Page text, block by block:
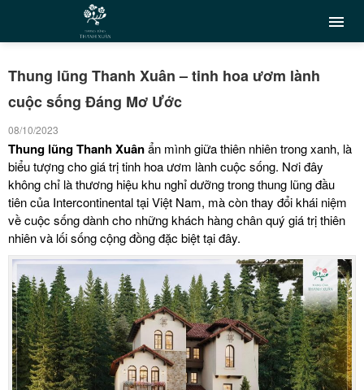
Thung lũng Thanh Xuân – tinh hoa ươm lành
cuộc sống Đáng Mơ Ước
08/10/2023
Thung lũng Thanh Xuânẩn mình giữa thiên nhiên trong xanh, là
biểu tượng cho giá trị tinh hoa ươm lành cuộc sống. Nơi đây
không chỉ là thương hiệu khu nghỉ dưỡng trong thung lũng đầu
tiên của Intercontinental tại Việt Nam, mà còn thay đổi khái niệm
về cuộc sống dành cho những khách hàng chân quý giá trị thiên
nhiên và lối sống cộng đồng đặc biệt tại đây.